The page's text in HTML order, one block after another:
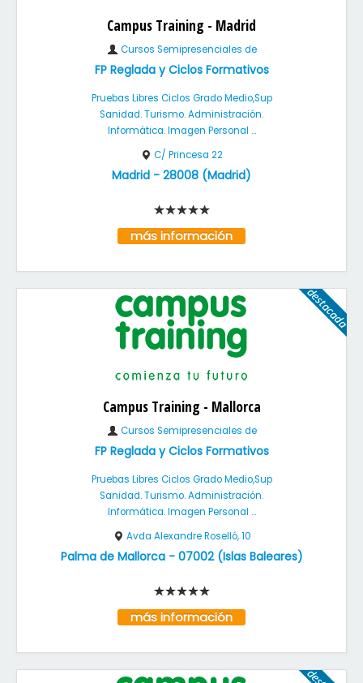
Campus Training - Madrid
Cursos Semipresenciales de
FP Reglada y Ciclos Formativos
Pruebas Libres Ciclos Grado Medio,Sup
Sanidad. Turismo. Administración.
Informática. Imagen Personal ...
C/ Princesa 22
Madrid - 28008 (Madrid)
más información
Campus Training - Mallorca
Cursos Semipresenciales de
FP Reglada y Ciclos Formativos
Pruebas Libres Ciclos Grado Medio,Sup
Sanidad. Turismo. Administración.
Informática. Imagen Personal ...
Avda Alexandre Roselló, 10
Palma de Mallorca- 07002(Islas Baleares)
más información